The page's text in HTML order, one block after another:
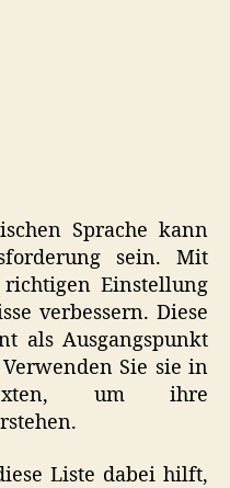
Sprache kann
sein. Mit
Einstellung
verbessern. Diese
als Ausgangspunkt
Sie sie in
um ihre
Liste dabei hilft,